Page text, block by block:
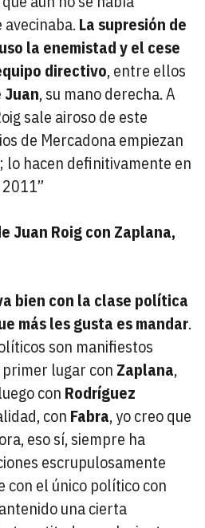
La supresión de
la enemistad y el cese
directivo, entre ellos
Juan, su mano derecha. A
sale airoso de este
de Mercadona empiezan
lo hacen definitivamente en
Juan Roig con Zaplana,
bien con la clase política
más les gusta es mandar.
son manifiestos
lugar con Zaplana,
con Rodríguez
con Fabra, yo creo que
eso sí, siempre ha
escrupulosamente
con el único político con
una cierta